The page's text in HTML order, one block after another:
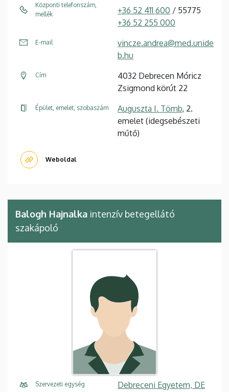
Központi telefonszám,
mellék
+36 52 411 600 / 55775
+36 52 255 000
E-mail
vincze.andrea@med.unide
b.hu
Cím
4032 Debrecen Móricz
Zsigmond körút 22
Épület, emelet, szobaszám Auguszta I. Tömb, 2.
emelet (idegsebészeti
műtő)
Weboldal
Balogh Hajnalka intenzív betegellátó
szakápoló
Szervezeti egység Debreceni Egyetem, DE